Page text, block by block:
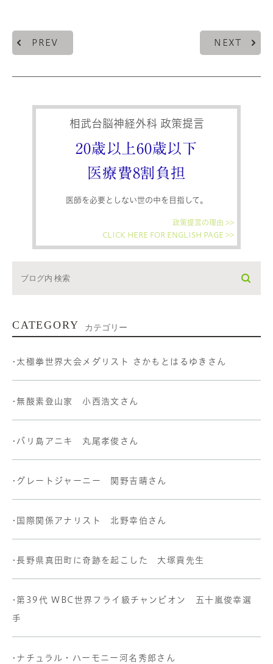
PREV NEXT
相武台脳神経外科 政策提言
20歳以上60歳以下
医療費8割負担
医師を必要としない世の中を目指して。
政策提言の理由 >>
CLICK HERE FOR ENGLISH PAGE >>
CATEGORY カテゴリー
•太極拳世界大会メダリスト さかもとはるゆきさん
•無酸素登山家 小西浩文さん
•バリ島アニキ 丸尾孝俊さん
•グレートジャーニー 関野吉晴さん
•国際関係アナリスト 北野幸伯さん
•長野県真田町に奇跡を起こした 大塚貢先生
•第39代 WBC世界フライ級チャンピオン 五十嵐俊幸選
手
•ナチュラル・ハーモニー河名秀郎さん